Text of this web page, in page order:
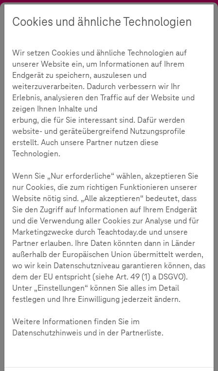
Suche Kontrast Sprache
Unsere Preisträger 2016
Zum dritten Mal ist der internationale Wettbewerb
„Medien, aber sicher.“ erfolgreich zu Ende
gegangen. Aus zahlreichen Einreichungen wurden in
ausgewählt. Die drei Hauptgewinner wurden auf
dem diesjährigen „Summit for Kids“ in Bonn
ausgezeichnet.
Unsere Preisträger 2016
Cookies und ähnliche Technologien
Wir setzen Cookies und ähnliche Technologien auf
unserer Website ein, um Informationen auf Ihrem
Endgerät zu speichern, auszulesen und
weiterzuverarbeiten. Dadurch verbessern wir Ihr
Erlebnis, analysieren den Traffic auf der Website und
zeigen Ihnen Inhalte und
erbung, die für Sie interessant sind. Dafür werden
website- und geräteübergreifend Nutzungsprofile
erstellt. Auch unsere Partner nutzen diese
Technologien.
Wenn Sie „Nur erforderliche“ wählen, akzeptieren Sie
nur Cookies, die zum richtigen Funktionieren unserer
Website nötig sind. „Alle akzeptieren“ bedeutet, dass
Sie den Zugriff auf Informationen auf Ihrem Endgerät
und die Verwendung aller Cookies zur Analyse und für
Marketingzwecke durch Teachtoday.de und unsere
Partner erlauben. Ihre Daten könnten dann in Länder
außerhalb der Europäischen Union übermittelt werden,
wo wir kein Datenschutzniveau garantieren können, das
dem der EU entspricht (siehe Art. 49 (1) a DSGVO).
Unter „Einstellungen“ können Sie alles im Detail
festlegen und Ihre Einwilligung jederzeit ändern.
Weitere Informationen finden Sie im
Datenschutzhinweis und in der Partnerliste.